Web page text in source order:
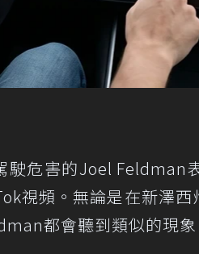
駛危害的Joel Feldman
視頻。無論是在新澤
都會聽到類似的現象